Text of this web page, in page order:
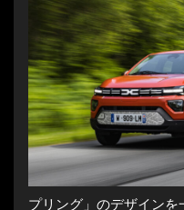
プリング」のデザイン